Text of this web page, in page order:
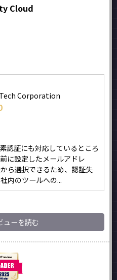
Cloud
Corporation
認証にも対応しているところ
に設定したメールアドレ
ら選択できるため、認証失
内のツールへの...
ューを読む